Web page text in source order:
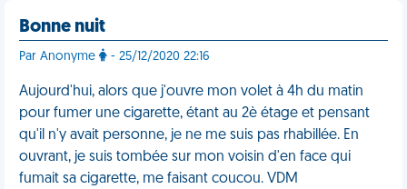
Bonne nuit
Par Anonyme - 25/12/2020 22:16
Aujourd'hui, alors que j'ouvre mon volet à 4h du matin
pour fumer une cigarette, étant au 2è étage et pensant
qu'il n'y avait personne, je ne me suis pas rhabillée. En
ouvrant, je suis tombée sur mon voisin d'en face qui
fumait sa cigarette, me faisant coucou. VDM